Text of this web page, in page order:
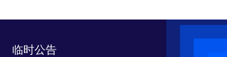
临时公告